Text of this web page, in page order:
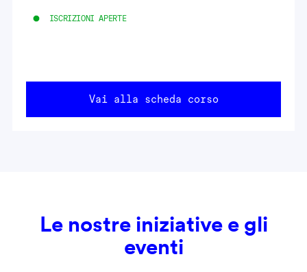
ISCRIZIONI APERTE
Vai alla scheda corso
Le nostre iniziative e gli
eventi